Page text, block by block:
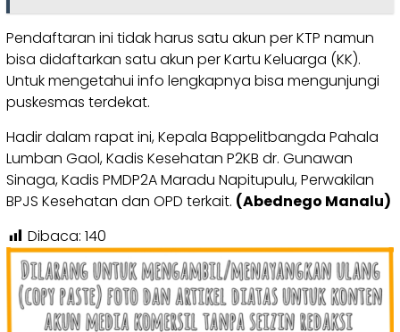
Pendaftaran ini tidak harus satu akun per KTP namun
bisa didaftarkan satu akun per Kartu Keluarga (KK).
Untuk mengetahui info lengkapnya bisa mengunjungi
puskesmas terdekat.
Hadir dalam rapat ini, Kepala Bappelitbangda Pahala
Lumban Gaol, Kadis Kesehatan P2KB dr. Gunawan
Sinaga, Kadis PMDP2A Maradu Napitupulu, Perwakilan
BPJS Kesehatan dan OPD terkait. (Abednego Manalu)
Dibaca: 140